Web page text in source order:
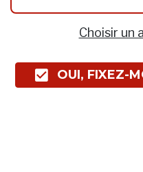
Choisir un
OUI, FIXEZ-